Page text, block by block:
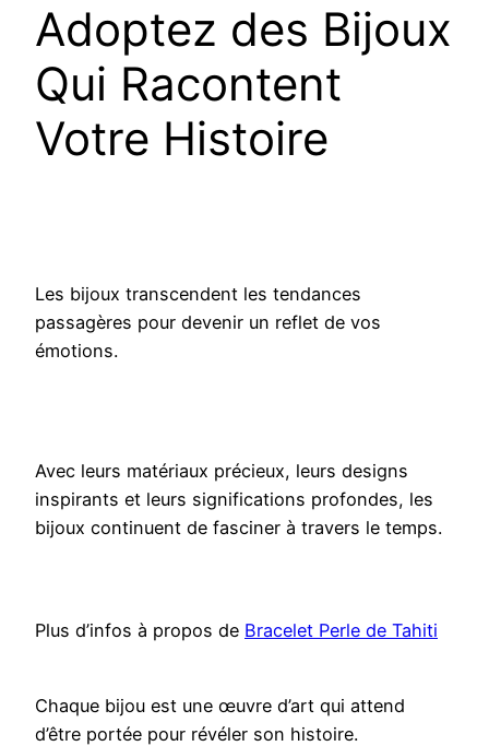
Adoptez des Bijoux
Qui Racontent
Votre Histoire
Les bijoux transcendent les tendances
passagères pour devenir un reflet de vos
émotions.
Avec leurs matériaux précieux, leurs designs
inspirants et leurs significations profondes, les
bijoux continuent de fasciner à travers le temps.
Plus d’infos à propos de Bracelet Perle de Tahiti
Chaque bijou est une œuvre d’art qui attend
d’être portée pour révéler son histoire.